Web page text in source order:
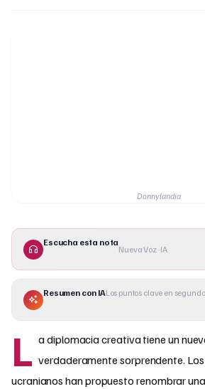
Donnylandia
Escucha esta nota
Nueva Voz · IA
Resumen con IALos puntos clave en
L a diplomacia creativa tiene un
verdaderamente sorprendente.
ucranianos han propuesto renombrar